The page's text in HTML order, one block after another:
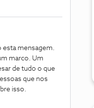
esta mensagem.
marco. Um
de tudo o que
que nos
isso.